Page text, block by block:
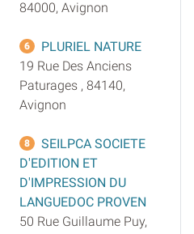
84000, Avignon
6
PLURIEL NATURE
19 Rue Des Anciens
Paturages , 84140,
Avignon
8
SEILPCA SOCIETE
D'EDITION ET
D'IMPRESSION DU
LANGUEDOC PROVEN
50 Rue Guillaume Puy,